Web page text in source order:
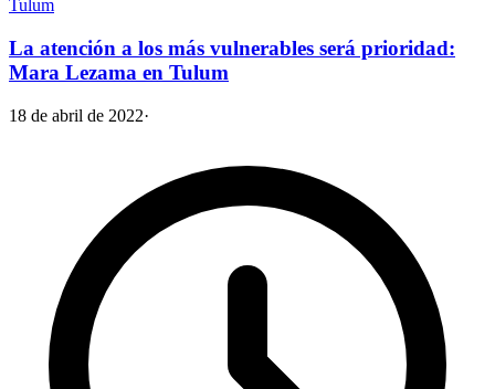
Tulum
La atención a los más vulnerables será prioridad:
Mara Lezama en Tulum
18 de abril de 2022·